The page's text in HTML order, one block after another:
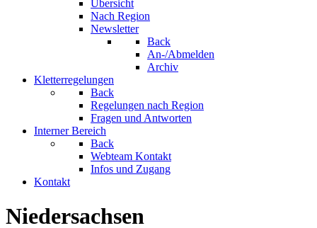
Übersicht
Nach Region
Newsletter
Back
An-/Abmelden
Archiv
Kletterregelungen
Back
Regelungen nach Region
Fragen und Antworten
Interner Bereich
Back
Webteam Kontakt
Infos und Zugang
Kontakt
Niedersachsen